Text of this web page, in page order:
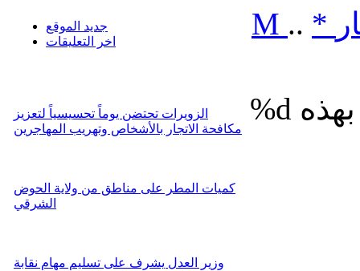
جديد الموقع
اخر التعليقات
الزويرات تحتضن يوماً تحسيسياً لتعزيز
مكافحة الاتجار بالأشخاص وتهريب المهاجرين
كميات المطر على مناطق من ولاية الحوض
الشرقي
وزير العدل يشرف على تسليم مهام نقابة
M .. *
%d